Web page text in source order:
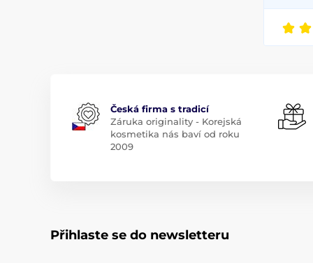
Česká firma s tradicí
Záruka originality - Korejská
kosmetika nás baví od roku
2009
Přihlaste se do newsletteru